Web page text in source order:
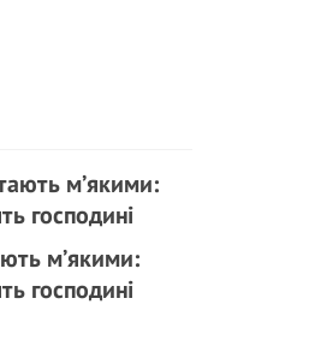
м’якими:
господині